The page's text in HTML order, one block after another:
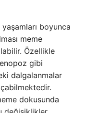
boyunca
meme
Özellikle
gibi
dalgalanmalar
dokusunda